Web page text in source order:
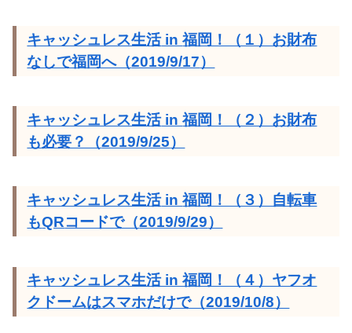
キャッシュレス生活in福岡！（１）お財布
なしで福岡へ（2019/9/17）
キャッシュレス生活in福岡！（２）お財布
も必要？（2019/9/25）
キャッシュレス生活in福岡！（３）自転車
もQRコードで（2019/9/29）
キャッシュレス生活 in 福岡！（４）ヤフオ
クドームはスマホだけで（2019/10/8）